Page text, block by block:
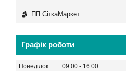
ПП СіткаМаркет
Графік роботи
Понеділок 09:00
16:00